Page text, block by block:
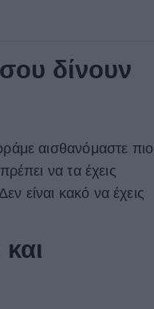
δίνουν
αισθανόμαστε πιο
να τα έχεις
είναι κακό να έχεις